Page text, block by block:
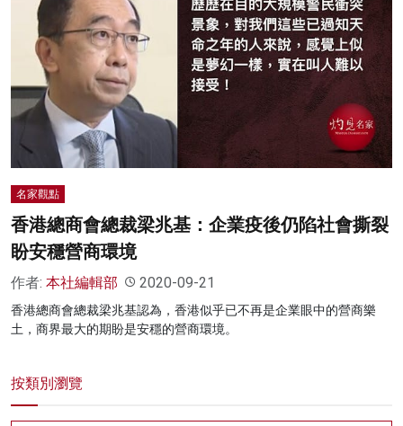
名家觀點
香港總商會總裁梁兆基：企業疫後仍陷社會撕裂
盼安穩營商環境
作者: 本社編輯部 2020-09-21
香港總商會總裁梁兆基認為，香港似乎已不再是企業眼中的營商樂
土，商界最大的期盼是安穩的營商環境。
按類別瀏覽